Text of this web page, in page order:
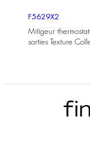
F5629X2
Mitigeur
sorties Texture